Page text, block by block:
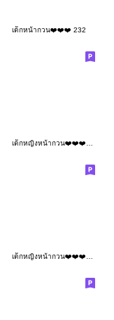
เด็กหน้ากวน❤️❤️❤️ 232
เด็กหญิงหน้ากวน❤️❤️❤️88 MINI